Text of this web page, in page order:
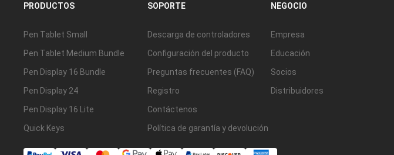
PRODUCTOS
Pen Tablet Small
Pen Tablet Medium Bundle
Pen Display 16 Bundle
Pen Display 24
Pen Display 16 Lite
Quick Keys
SOPORTE
Descarga de controladores
Configuración del producto
Preguntas frecuentes (FAQ)
Registro
Contáctenos
Política de garantía y devolución
NEGOCIO
Empresa
Educación
Socios
Distribuidores